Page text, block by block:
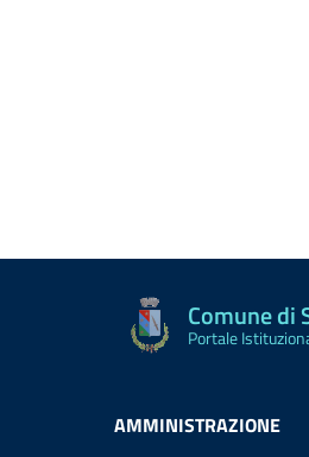
Comune di
Portale
AMMINISTRAZIONE